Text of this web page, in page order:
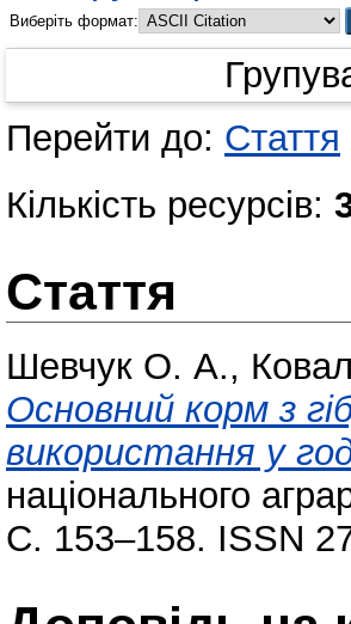
Виберіть формат:
Перейти до: Стаття
Кількість ресурсів:
Стаття
Шевчук О. А.,
Основний корм з
використання у
національного
С. 153–158. ISSN